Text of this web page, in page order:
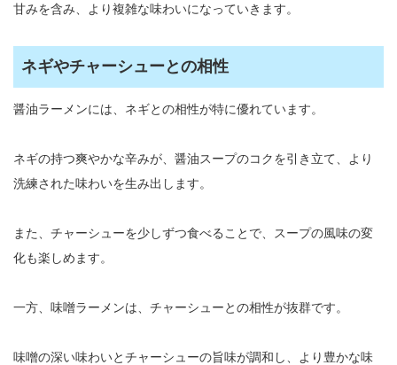
甘みを含み、より複雑な味わいになっていきます。
ネギやチャーシューとの相性
醤油ラーメンには、ネギとの相性が特に優れています。
ネギの持つ爽やかな辛みが、醤油スープのコクを引き立て、より
洗練された味わいを生み出します。
また、チャーシューを少しずつ食べることで、スープの風味の変
化も楽しめます。
一方、味噌ラーメンは、チャーシューとの相性が抜群です。
味噌の深い味わいとチャーシューの旨味が調和し、より豊かな味